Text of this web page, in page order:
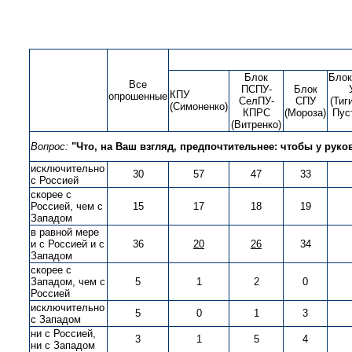
Все
опрошенные КПУ
(Симоненко)
Блок
ПСПУ-
СелПУ-
КПРС
(Витренко)
Блок
СПУ
(Мороза)
Вопрос: "Что, на Ваш взгляд, предпочтительнее: чтобы у
исключительно
с Россией
30 57 47
33
скорее с
Россией, чем с
Западом
15 17 18 19
в равной мере
и с Россией и с
Западом
36 20 26 34
скорее с
Западом, чем с
Россией
5 1 2 0
исключительно
с Западом
5 0 1
3
ни с Россией,
ни с Западом
3 1 5
4